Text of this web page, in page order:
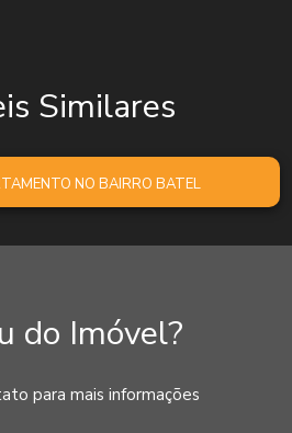
Similares
NO BAIRRO BATEL
do Imóvel?
para mais informações